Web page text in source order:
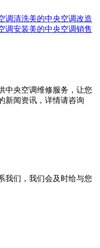
调清洗美的中央空调改造
调安装美的中央空调销售
中央空调维修服务，让您
新闻资讯，详情请咨询
我们，我们会及时给与您